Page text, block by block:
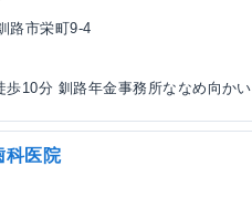
路市栄町9-4
歩10分 釧路年金事務所ななめ向かい
科医院